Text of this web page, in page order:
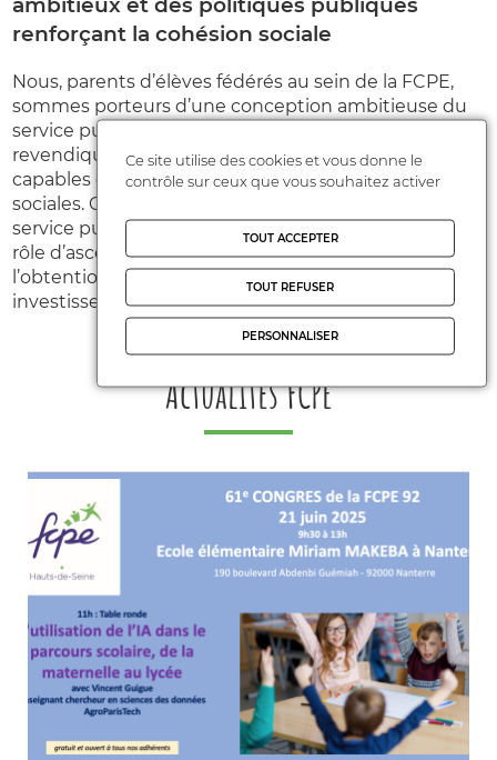
ambitieux et des politiques publiques
renforçant la cohésion sociale
Nous, parents d’élèves fédérés au sein de la FCPE,
sommes porteurs d’une conception ambitieuse du
service public d’Education nationale. Nous
revendiquons des politiques publiques fortes
capables de renforcer la cohésion et les solidarités
sociales. Celles-ci doivent contribuer à ce que le
service public d’Education assure ses missions et son
rôle d’ascenseur social. De la maternelle jusqu’à
l’obtention des diplômes, l’Ecole est un
investissement pour l’avenir.
Actualités FCPE
Ce site utilise des cookies et vous donne le
contrôle sur ceux que vous souhaitez activer
TOUT ACCEPTER
TOUT REFUSER
PERSONNALISER